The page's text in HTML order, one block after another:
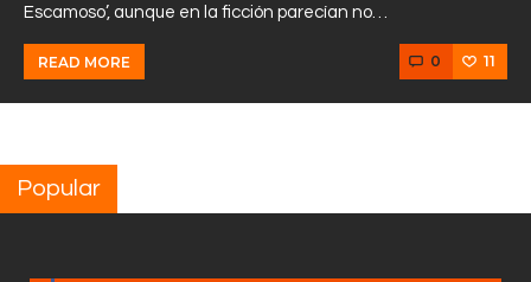
Escamoso’, aunque en la ficción parecían no…
READ MORE 0 11
Popular